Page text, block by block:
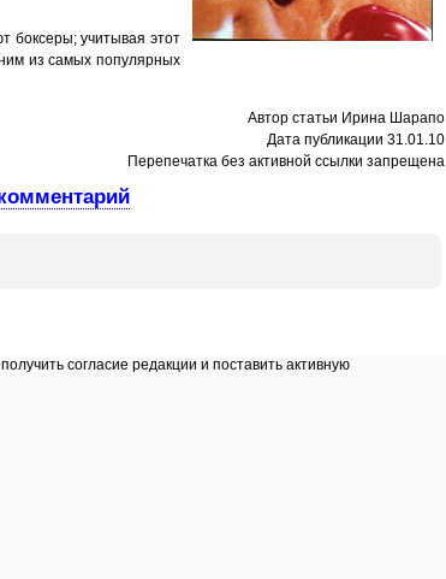
боксеры; учитывая этот
из самых популярных
Автор статьи Ирина Шарапо
Дата публикации 31.01.10
Перепечатка без активной ссылки запрещена
согласие редакции и поставить активную